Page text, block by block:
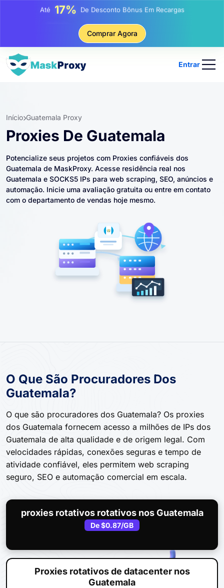
Até25%Desconto Em Compras Estáticas De IP
Desconto Em Compras Rotativas De IP
Comprar Agora
Entrar
Início Guatemala Proxy
Proxies De Guatemala
Potencialize seus projetos com Proxies confiáveis ​​dos
Guatemala de MaskProxy. Acesse residência real nos
Guatemala e SOCKS5 IPs para web scraping, SEO, anúncios e
automação. Inicie uma avaliação gratuita ou entre em contato
com o departamento de vendas hoje mesmo.
O Que São Procuradores Dos
Guatemala?
O que são procuradores dos Guatemala? Os proxies
dos Guatemala fornecem acesso a milhões de IPs dos
Guatemala de alta qualidade e de origem legal. Com
velocidades rápidas, conexões seguras e tempo de
atividade confiável, eles permitem web scraping
seguro, SEO e automação comercial em escala.
proxies rotativos rotativos nos Guatemala
De$0.87/GB
Proxies rotativos de datacenter nos
Guatemala